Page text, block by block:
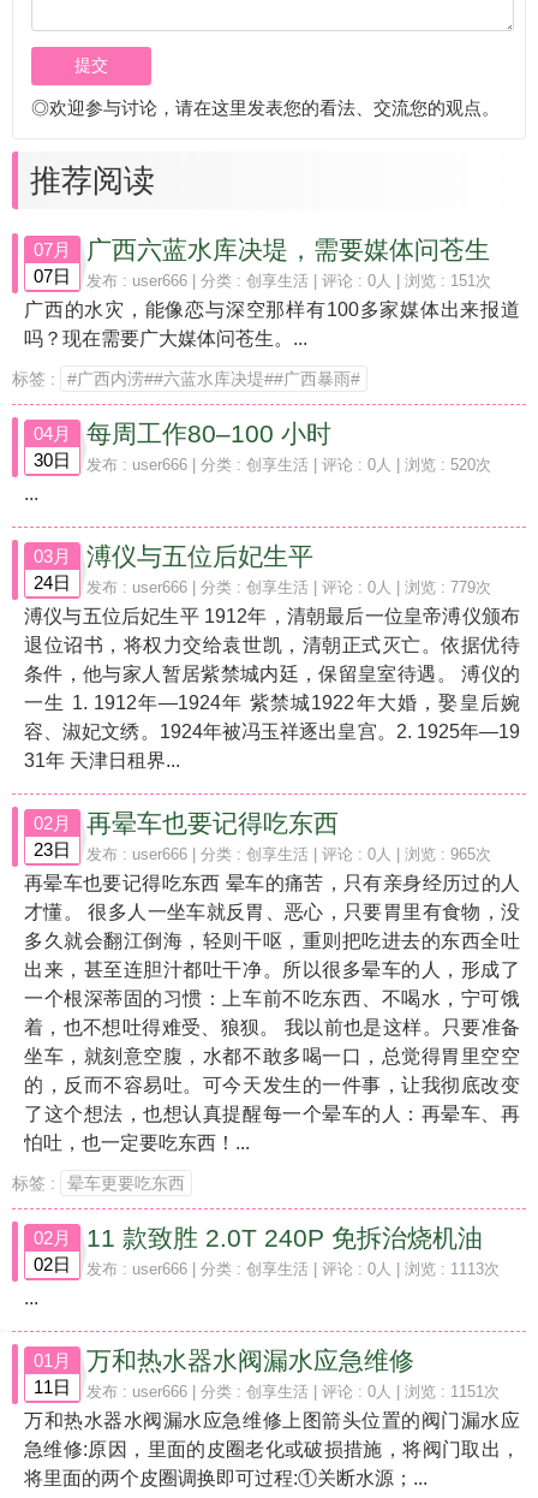
◎欢迎参与讨论，请在这里发表您的看法、交流您的观点。
推荐阅读
07月
07日
广西六蓝水库决堤，需要媒体问苍生
发布 : user666 | 分类 : 创享生活 | 评论 : 0人 | 浏览 : 151次
广西的水灾，能像恋与深空那样有100多家媒体出来报道
吗？现在需要广大媒体问苍生。...
标签 : #广西内涝##六蓝水库决堤##广西暴雨#
04月
30日
每周工作80–100 小时
发布 : user666 | 分类 : 创享生活 | 评论 : 0人 | 浏览 : 520次
...
03月
24日
溥仪与五位后妃生平
发布 : user666 | 分类 : 创享生活 | 评论 : 0人 | 浏览 : 779次
溥仪与五位后妃生平 1912年，清朝最后一位皇帝溥仪颁布
退位诏书，将权力交给袁世凯，清朝正式灭亡。依据优待
条件，他与家人暂居紫禁城内廷，保留皇室待遇。 溥仪的
一生 1. 1912年—1924年 紫禁城1922年大婚，娶皇后婉
容、淑妃文绣。1924年被冯玉祥逐出皇宫。2. 1925年—19
31年 天津日租界...
02月
23日
再晕车也要记得吃东西
发布 : user666 | 分类 : 创享生活 | 评论 : 0人 | 浏览 : 965次
再晕车也要记得吃东西 晕车的痛苦，只有亲身经历过的人
才懂。 很多人一坐车就反胃、恶心，只要胃里有食物，没
多久就会翻江倒海，轻则干呕，重则把吃进去的东西全吐
出来，甚至连胆汁都吐干净。所以很多晕车的人，形成了
一个根深蒂固的习惯：上车前不吃东西、不喝水，宁可饿
着，也不想吐得难受、狼狈。 我以前也是这样。只要准备
坐车，就刻意空腹，水都不敢多喝一口，总觉得胃里空空
的，反而不容易吐。可今天发生的一件事，让我彻底改变
了这个想法，也想认真提醒每一个晕车的人：再晕车、再
怕吐，也一定要吃东西！...
标签 : 晕车更要吃东西
02月
02日
11 款致胜 2.0T 240P 免拆治烧机油
发布 : user666 | 分类 : 创享生活 | 评论 : 0人 | 浏览 : 1113次
...
01月
11日
万和热水器水阀漏水应急维修
发布 : user666 | 分类 : 创享生活 | 评论 : 0人 | 浏览 : 1151次
万和热水器水阀漏水应急维修上图箭头位置的阀门漏水应
急维修:原因，里面的皮圈老化或破损措施，将阀门取出，
将里面的两个皮圈调换即可过程:①关断水源；...